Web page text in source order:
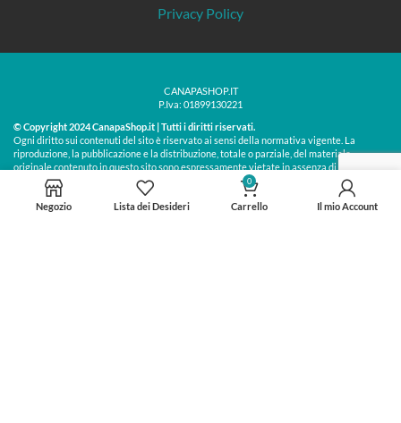
Privacy Policy
CANAPASHOP.IT
P.Iva: 01899130221
© Copyright 2024 CanapaShop.it | Tutti i diritti riservati.
Ogni diritto sui contenuti del sito è riservato ai sensi della normativa vigente. La
riproduzione, la pubblicazione e la distribuzione, totale o parziale, del materiale
originale contenuto in questo sito sono espressamente vietate in assenza di
autorizzazione scritta | Creato da
Negozio Lista dei Desideri
0
Carrello Il mio Account